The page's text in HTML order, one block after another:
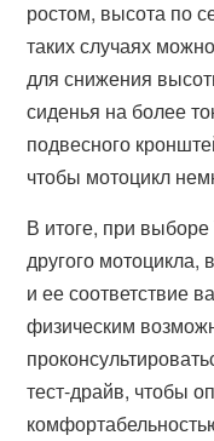
ростом, высота по
таких случаях
для снижения
сиденья на более
подвесного
чтобы мотоцикл
В итоге, при
другого мотоцикла,
и ее соответствие
физическим
тест-драйв, чтобы